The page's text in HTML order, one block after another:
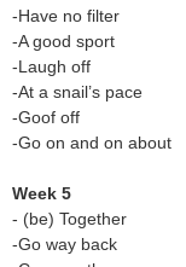
-Have no filter
-A good sport
-Laugh off
-At a snail’s pace
-Goof off
-Go on and on about
Week 5
- (be) Together
-Go way back